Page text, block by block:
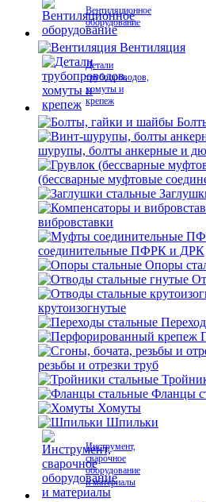
Вентиляционное
оборудование
Вентиляция
Детали
трубопроводов,
хомуты и
крепеж
шурупы, болты анкерные и
(бессварные муфтовые
вибровставки
соединительные ПФРК и ДРК
Опоры
крутоизогнутые
резьбы и отрезки труб
Фланцы
Хомуты
Шпильки
Инструмент,
сварочное
оборудование
и материалы